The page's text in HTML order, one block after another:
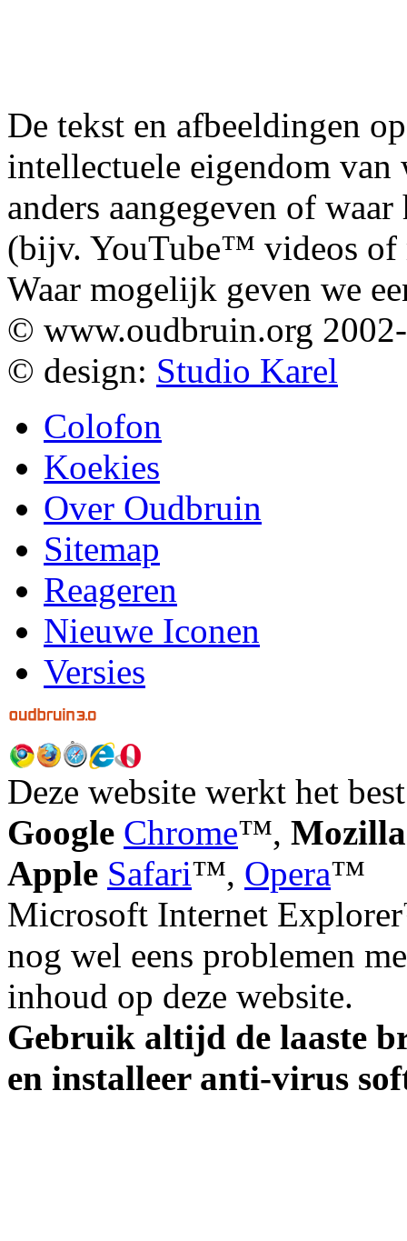
De tekst en afbeeldingen
intellectuele eigendom
anders aangegeven of
(bijv. YouTube™ videos of
Waar mogelijk geven we
© www.oudbruin.org
© design: Studio Karel
Colofon
Koekies
Over Oudbruin
Sitemap
Reageren
Nieuwe Iconen
Versies
Deze website werkt het
Google Chrome™, Mozilla
Apple Safari™, Opera™
Microsoft Internet
nog wel eens problemen
inhoud op deze website.
Gebruik altijd de laaste
en installeer anti-virus